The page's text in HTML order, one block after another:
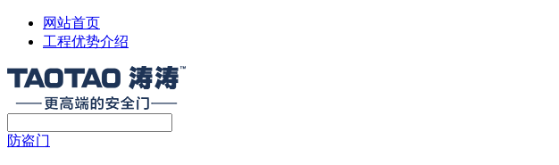
网站首页
工程优势介绍
防盗门